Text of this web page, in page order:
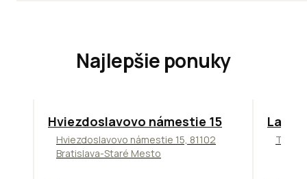
Najlepšie ponuky
ODPORÚČAME
Hviezdoslavovo námestie 15
Hviezdoslavovo námestie 15, 81102
Bratislava-Staré Mesto